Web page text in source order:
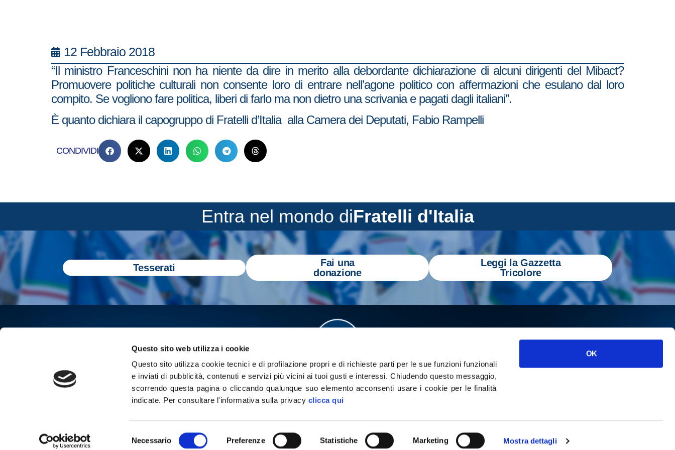
Questo sito web utilizza i cookie
Questo sito utilizza cookie tecnici e di profilazione propri e di richieste parti per le sue funzioni funzionali
e inviati di pubblicità, contenuti e servizi più vicini ai tuoi gusti e interessi.Chiudendo questo messaggio,
scorrendo questa pagina o cliccando qualunque suo elemento acconsenti usare i cookie per le finalità
indicate. Per consultare l'informativa sulla privacy clicca qui
del
Necessario Preferenze Statistiche Marketing Mostra dettagli
OK
12 Febbraio 2018
“Il ministro Franceschini non ha niente da dire in merito alla debordante dichiarazione di alcuni dirigenti del Mibact?
Promuovere politiche culturali non consente loro di entrare nell’agone politico con affermazioni che esulano dal loro
compito. Se vogliono fare politica, liberi di farlo ma non dietro una scrivania e pagati dagli italiani”.
È quanto dichiara il capogruppo di Fratelli d’Italia alla Camera dei Deputati, Fabio Rampelli
CONDIVIDI
Entra nel mondo diFratelli d'Italia
Tesserati
Fai una
donazione
Leggi la Gazzetta
Tricolore
Gazzetta Tricolore per tenerti aggiornato
Copyright 2026 - Tutti i diritti riservati Privacy Policy Cookie policy